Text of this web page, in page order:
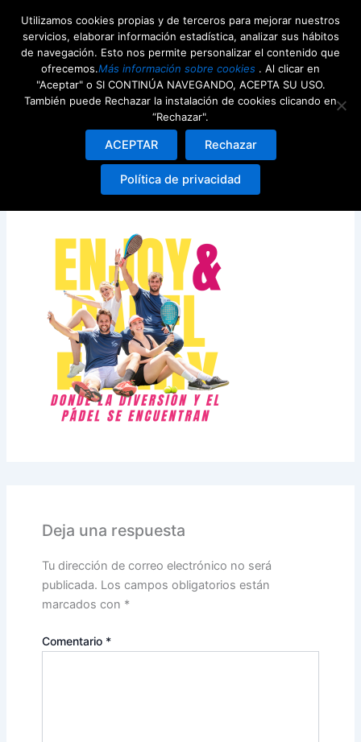
contenido
Post Instagram E&P (3)
Deja un comentario / PorValentina Ramirez/
Deja una respuesta
Tu dirección de correo electrónico no será
publicada. Los campos obligatorios están
marcados con *
Comentario *
Utilizamos cookies propias y de terceros para mejorar nuestros
servicios, elaborar información estadística, analizar sus hábitos
de navegación. Esto nos permite personalizar el contenido que
ofrecemos.Más información sobre cookies . Al clicar en
"Aceptar" o SI CONTINÚA NAVEGANDO, ACEPTA SU USO.
También puede Rechazar la instalación de cookies clicando en
“Rechazar".
ACEPTAR Rechazar
Política de privacidad